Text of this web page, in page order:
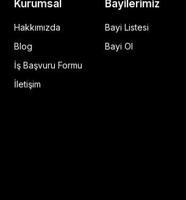
GP Kompozit Universal 45 lt
Kurumsal
Hakkımızda
Blog
İş Başvuru Formu
İletişim
Bayilerimiz
Bayi Listesi
Bayi Ol